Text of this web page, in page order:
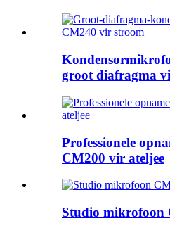
groot diafragma
Professionele
CM200 vir ateljee
Studio mikrofoon